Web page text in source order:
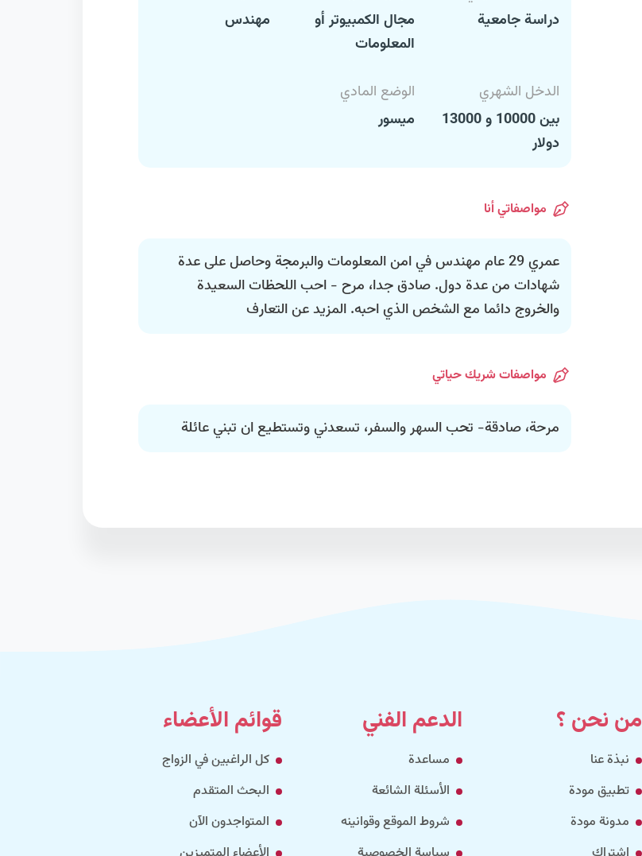
دراسة جامعية
مجال الكمبيوتر أو
المعلومات
مهندس
الدخل الشهري
بين 10000 و 13000
دولار
الوضع المادي
ميسور
مواصفاتي أنا
عمري 29 عام مهندس في امن المعلومات والبرمجة وحاصل على عدة
شهادات من عدة دول. صادق جدا، مرح - احب اللحظات السعيدة
والخروج دائما مع الشخص الذي احبه. المزيد عن التعارف
مواصفات شريك حياتي
مرحة، صادقة- تحب السهر والسفر، تسعدني وتستطيع ان تبني عائلة
من نحن ؟
نبذة عنا
تطبيق مودة
مدونة مودة
الدعم الفني
مساعدة
الأسئلة الشائعة
شروط الموقع وقوانينه
قوائم الأعضاء
كل الراغبين في الزواج
البحث المتقدم
المتواجدون الآن